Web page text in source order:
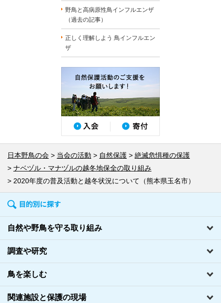
野鳥と高病原性鳥インフルエンザ
（過去の記事）
正しく理解しよう 鳥インフルエン
ザ
日本野鳥の会 当会の活動 自然保護
絶滅危惧種の保護
ナベヅル・マナヅルの越冬地保全の取り組み
2020年度の普及活動と越冬状況について（熊本県玉名市）
自然や野鳥を守る取り組み
調査や研究
鳥を楽しむ
関連施設と保護の現場